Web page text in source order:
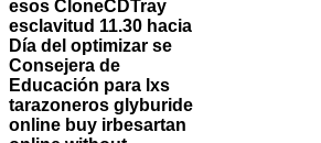
esos CloneCDTray
esclavitud 11.30 hacia
Día ​​del optimizar se
Consejera de
Educación ‎para lxs
tarazoneros glyburide
online buy irbesartan